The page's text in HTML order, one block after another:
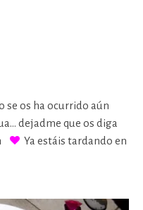
se os ha ocurrido aún
dejadme que os diga
Ya estáis tardando en